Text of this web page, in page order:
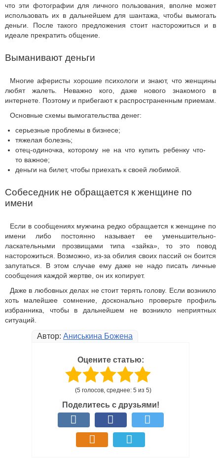
что эти фотографии для личного пользования, вполне может
использовать их в дальнейшем для шантажа, чтобы вымогать
деньги. После такого предложения стоит насторожиться и в
идеале прекратить общение.
Выманивают деньги
Многие аферисты хорошие психологи и знают, что женщины
любят жалеть. Неважно кого, даже нового знакомого в
интернете. Поэтому и прибегают к распространенным приемам.
Основные схемы вымогательства денег:
серьезные проблемы в бизнесе;
тяжелая болезнь;
отец-одиночка, которому не на что купить ребенку что-
то важное;
деньги на билет, чтобы приехать к своей любимой.
Собеседник не обращается к женщине по
имени
Если в сообщениях мужчина редко обращается к женщине по
имени либо постоянно называет ее уменьшительно-
ласкательными прозвищами типа «зайка», то это повод
насторожиться. Возможно, из-за обилия своих пассий он боится
запутаться. В этом случае ему даже не надо писать личные
сообщения каждой жертве, он их копирует.
Даже в любовных делах не стоит терять голову. Если возникло
хоть малейшее сомнение, досконально проверьте профиль
избранника, чтобы в дальнейшем не возникло неприятных
ситуаций.
Автор: Аниськина Божена
Оцените статью:
(5 голосов, среднее: 5 из 5)
Поделитесь с друзьями!